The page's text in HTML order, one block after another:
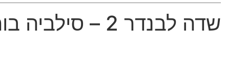
שדה לבנדר 2 – סילביה בורן